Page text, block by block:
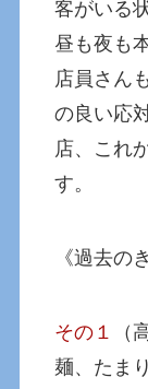
客がいる
昼も夜も
店員さん
の良い応
店、これ
す。
《過去の
その１
（
麺、たま